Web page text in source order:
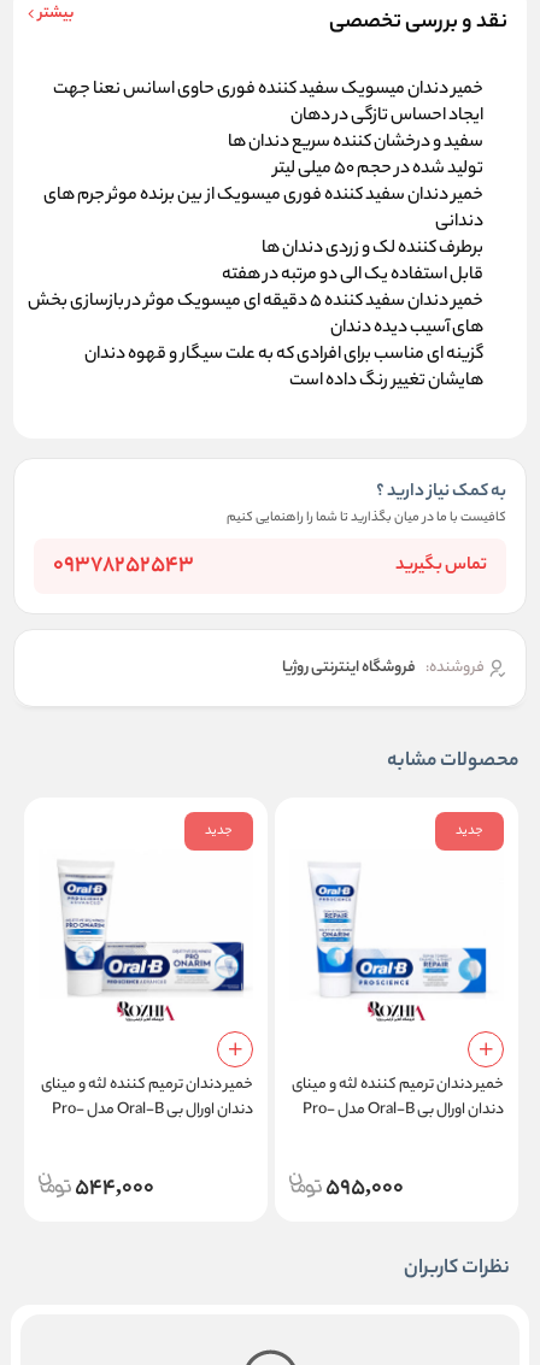
نقد و بررسی تخصصی بیشتر
خمیر دندان میسویک سفید کننده فوری حاوی اسانس نعنا جهت
ایجاد احساس تازگی در دهان
سفید و درخشان کننده سریع دندان ها
تولید شده در حجم 50 میلی لیتر
خمیر دندان سفید کننده فوری میسویک از بین برنده موثر جرم های
دندانی
برطرف کننده لک و زردی دندان ها
قابل استفاده یک الی دو مرتبه در هفته
خمیر دندان سفید کننده 5 دقیقه ای میسویک موثر در بازسازی بخش
های آسیب دیده دندان
گزینه ای مناسب برای افرادی که به علت سیگار و قهوه دندان
هایشان تغییر رنگ داده است
به کمک نیاز دارید ؟
کافیست با ما در میان بگذارید تا شما را راهنمایی کنیم
تماس بگیرید 09378252543
فروشنده: فروشگاه اینترنتی روژیا
محصولات مشابه
جدید
خمیر دندان ترمیم کننده لثه و مینای
دندان اورال بی Oral-B مدل Pro-
595,000
جدید
خمیر دندان ترمیم کننده لثه و مینای
دندان اورال بی Oral-B مدل Pro-
544,000
نظرات کاربران